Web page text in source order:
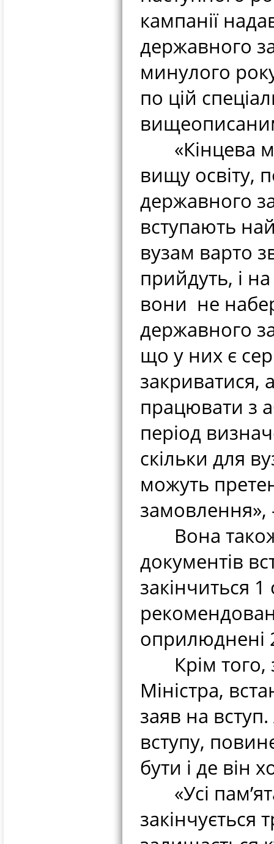
кампанії
державного
минулого
по цій
«Кінцева
вищу освіту,
державного
вступають
вузам варто
прийдуть, і
вони не
державного
що у них є
закриватися,
працювати з
період
скільки для
можуть
замовлення»,
Вона
документів
закінчиться
оприлюднені
Крім того,
Міністра,
заяв на вступ.
вступу,
бути і де він
«Усі
закінчується